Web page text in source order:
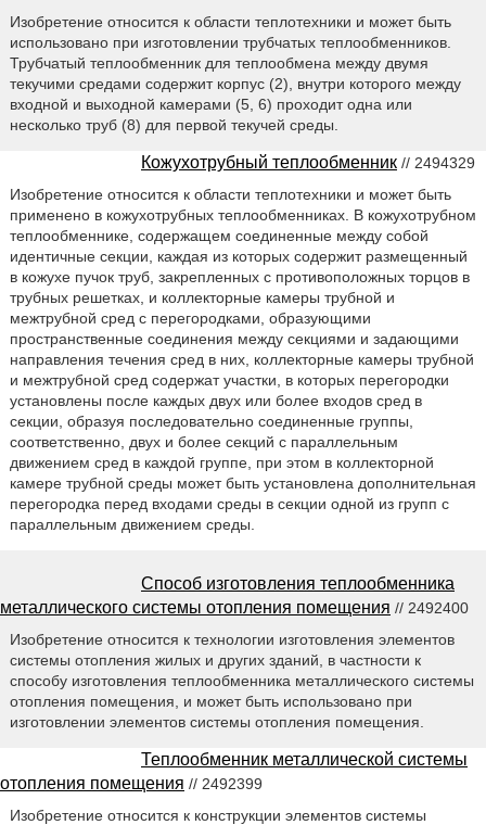
Изобретение относится к области теплотехники и может быть
использовано при изготовлении трубчатых теплообменников.
Трубчатый теплообменник для теплообмена между двумя
текучими средами содержит корпус (2), внутри которого между
входной и выходной камерами (5, 6) проходит одна или
несколько труб (8) для первой текучей среды.
Кожухотрубный теплообменник // 2494329
Изобретение относится к области теплотехники и может быть
применено в кожухотрубных теплообменниках. В кожухотрубном
теплообменнике, содержащем соединенные между собой
идентичные секции, каждая из которых содержит размещенный
в кожухе пучок труб, закрепленных с противоположных торцов в
трубных решетках, и коллекторные камеры трубной и
межтрубной сред с перегородками, образующими
пространственные соединения между секциями и задающими
направления течения сред в них, коллекторные камеры трубной
и межтрубной сред содержат участки, в которых перегородки
установлены после каждых двух или более входов сред в
секции, образуя последовательно соединенные группы,
соответственно, двух и более секций с параллельным
движением сред в каждой группе, при этом в коллекторной
камере трубной среды может быть установлена дополнительная
перегородка перед входами среды в секции одной из групп с
параллельным движением среды.
Способ изготовления теплообменника
металлического системы отопления помещения // 2492400
Изобретение относится к технологии изготовления элементов
системы отопления жилых и других зданий, в частности к
способу изготовления теплообменника металлического системы
отопления помещения, и может быть использовано при
изготовлении элементов системы отопления помещения.
Теплообменник металлической системы
отопления помещения // 2492399
Изобретение относится к конструкции элементов системы